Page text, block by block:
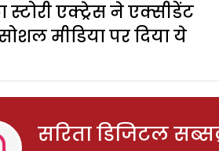
स्टोरी एक्ट्रेस ने एक्सीडेंट
मीडिया पर दिया ये
सरिता डिजिटल